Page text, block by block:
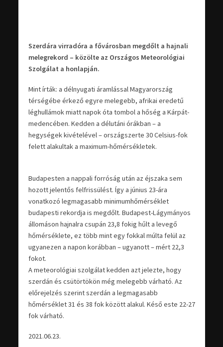
Szerdára virradóra a fővárosban megdőlt a hajnali
melegrekord – közölte az Országos Meteorológiai
Szolgálat a honlapján.
Mint írták: a délnyugati áramlással Magyarország
térségébe érkező egyre melegebb, afrikai eredetű
léghullámok miatt napok óta tombol a hőség a Kárpát-
medencében. Kedden a délutáni órákban – a
hegységek kivételével – országszerte 30 Celsius-fok
felett alakultak a maximum-hőmérsékletek.
Budapesten a nappali forróság után az éjszaka sem
hozott jelentős felfrissülést. Így a június 23-ára
vonatkozó legmagasabb minimumhőmérséklet
budapesti rekordja is megdőlt. Budapest-Lágymányos
állomáson hajnalra csupán 23,8 fokig hűlt a levegő
hőmérséklete, ez több mint egy fokkal múlta felül az
ugyanezen a napon korábban – ugyanott – mért 22,3
fokot.
A meteorológiai szolgálat kedden azt jelezte, hogy
szerdán és csütörtökön még melegebb várható. Az
előrejelzés szerint szerdán a legmagasabb
hőmérséklet 31 és 38 fok között alakul. Késő este 22-27
fok várható.
2021.06.23.